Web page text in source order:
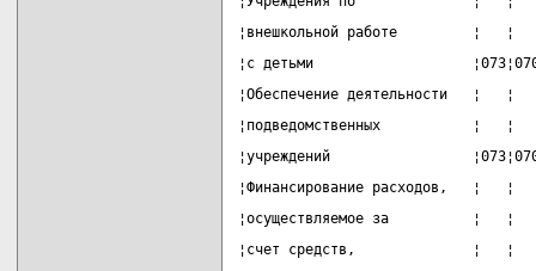
¦внешкольной работе
¦с детьми
¦Обеспечение деятельности
¦подведомственных
¦учреждений
¦Финансирование расходов,
¦осуществляемое за
¦счет средств,              ¦